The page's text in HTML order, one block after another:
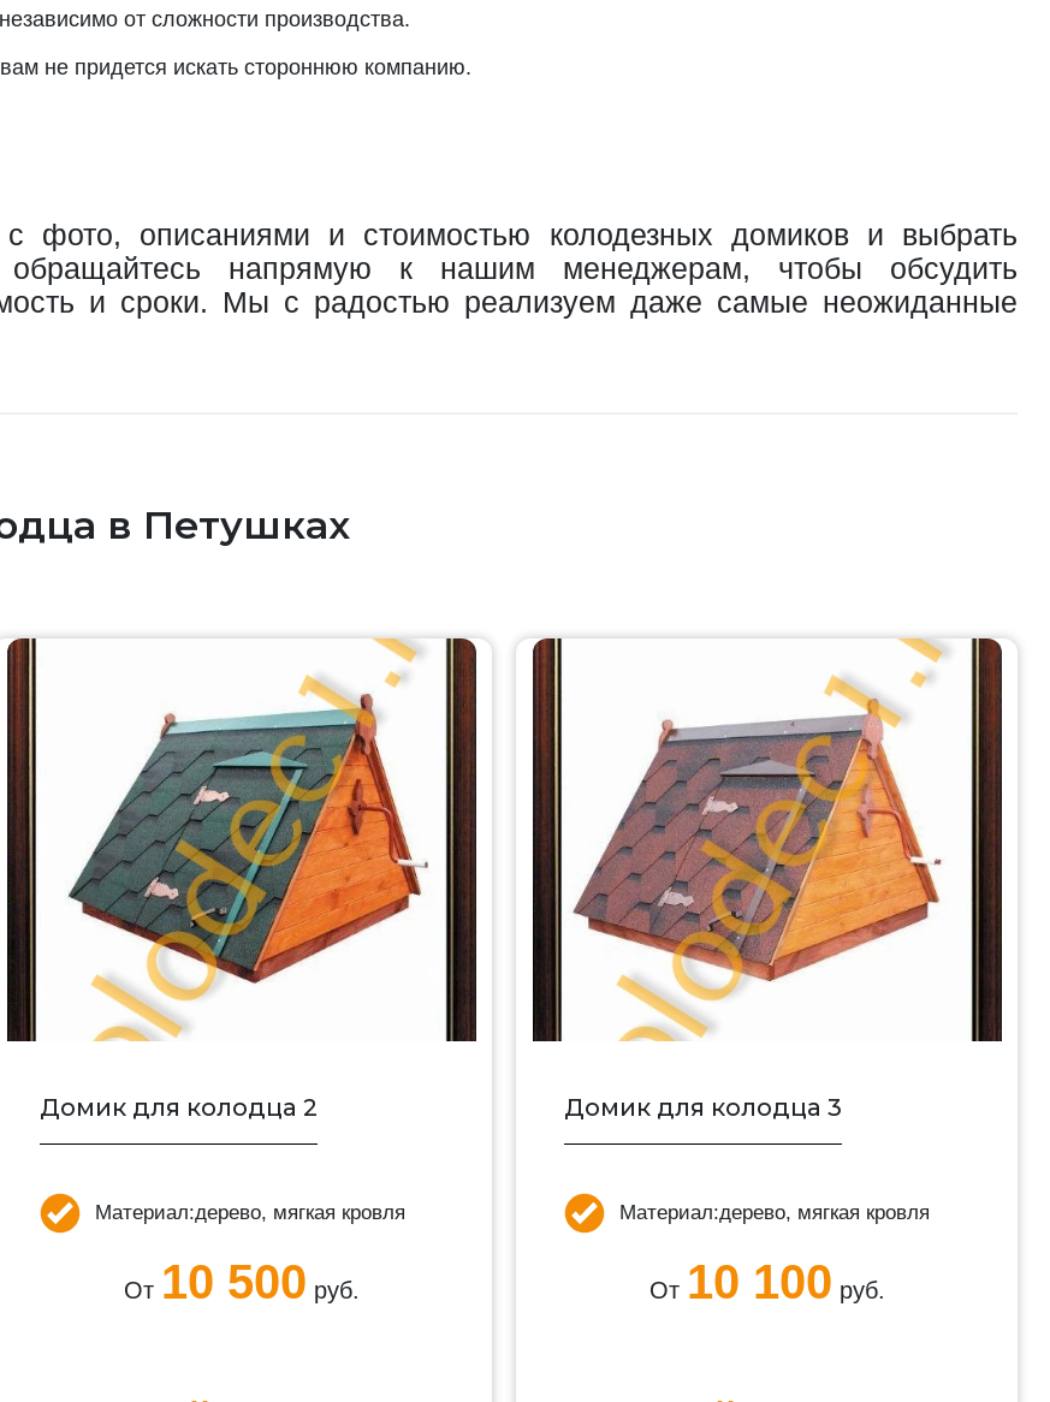
от сложности производства.
не придется искать стороннюю компанию.
фото, описаниями и стоимостью колодезных домиков и выбрать
напрямую к нашим менеджерам, чтобы обсудить
и сроки. Мы с радостью реализуем даже самые неожиданные
в Петушках
Домик для колодца 2
Материал:дерево, мягкая кровля
От 10 500 руб.
Домик для колодца 3
Материал:дерево, мягкая кровля
От 10 100 руб.